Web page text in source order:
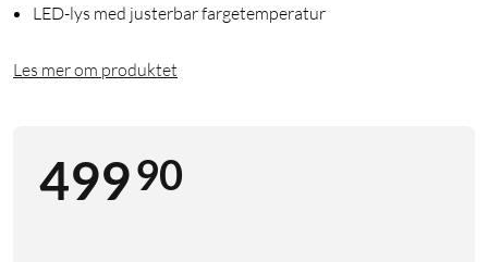
LED-lys med justerbar fargetemperatur
Les mer om produktet
49990